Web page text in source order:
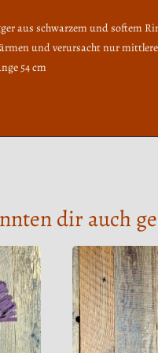
aus schwarzem und softem
und verursacht nur
54 cm
dir auch